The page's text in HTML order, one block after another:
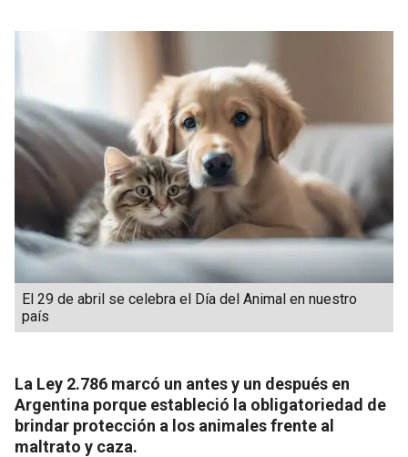
El 29 de abril se celebra el Día del Animal en nuestro
país
La Ley 2.786 marcó un antes y un después en
Argentina porque estableció la obligatoriedad de
brindar protección a los animales frente al
maltrato y caza.